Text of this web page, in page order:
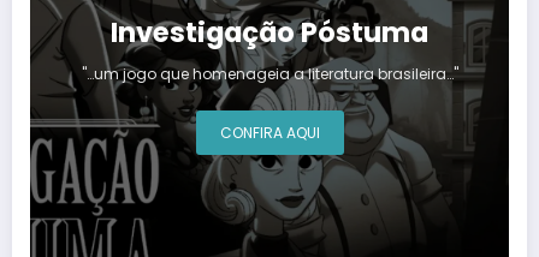
Investigação Póstuma
"…um jogo que homenageia a literatura brasileira…"
CONFIRA AQUI